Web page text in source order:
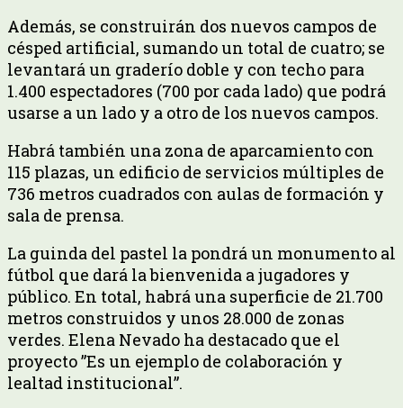
Además, se construirán dos nuevos campos de
césped artificial, sumando un total de cuatro; se
levantará un graderío doble y con techo para
1.400 espectadores (700 por cada lado) que podrá
usarse a un lado y a otro de los nuevos campos.
Habrá también una zona de aparcamiento con
115 plazas, un edificio de servicios múltiples de
736 metros cuadrados con aulas de formación y
sala de prensa.
La guinda del pastel la pondrá un monumento al
fútbol que dará la bienvenida a jugadores y
público. En total, habrá una superficie de 21.700
metros construidos y unos 28.000 de zonas
verdes. Elena Nevado ha destacado que el
proyecto ”Es un ejemplo de colaboración y
lealtad institucional”.